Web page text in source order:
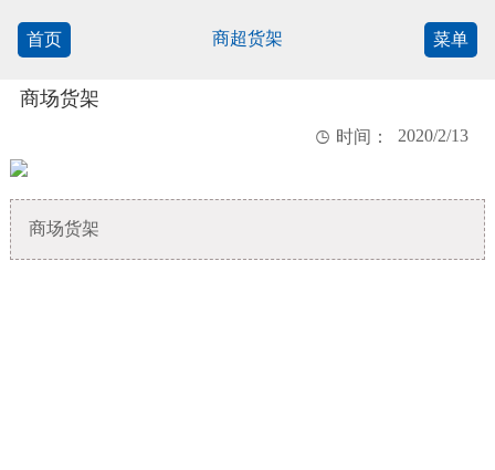
首页 商超货架 菜单
商场货架
 时间： 2020/2/13
商场货架